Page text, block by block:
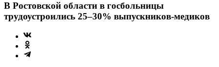
В Ростовской области в госбольницы
трудоустроились 25–30% выпускников-медиков